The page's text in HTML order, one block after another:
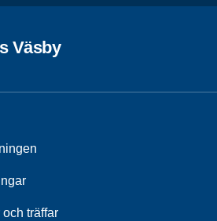
Väsby
och träffar